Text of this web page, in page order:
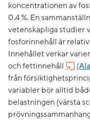
koncentrationen av
0.4 %. En
vetenskapliga studier
fosforinnehåll är
Innehållet verkar
och fettinnehåll
från
variabler bör alltid
belastningen (värsta